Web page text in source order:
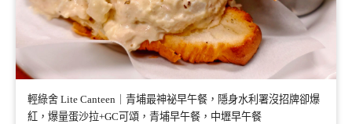
輕綠舍 Lite Canteen｜青埔最神祕早午餐，隱身水利署沒招牌卻爆
紅，爆量蛋沙拉+GC可頌，青埔早午餐，中壢早午餐